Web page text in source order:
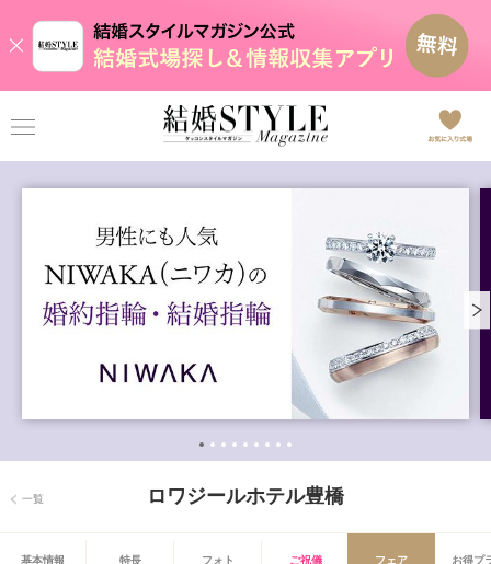
一覧 ロワジールホテル豊橋
基本情報 特長 フォト ご祝儀 フェア お得プ